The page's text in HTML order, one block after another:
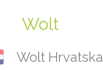
Wolt
Wolt Hrvatska